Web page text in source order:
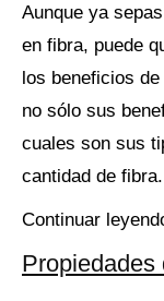
Aunque ya
en fibra, puede
los beneficios
no sólo sus
cuales son sus
cantidad de
Continuar
Propiedades